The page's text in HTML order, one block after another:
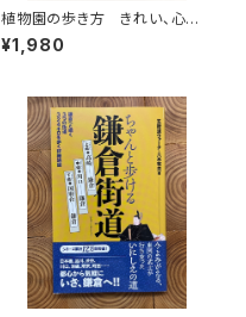
植物園の歩き方 きれい、心地
よい、愛おしい さまざまな「うつ
くしい」を求めて
¥1,980